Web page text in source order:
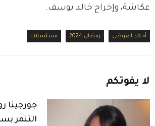
عكاشة، وإخراج خالد يوسف.
أحمد العوضي رمضان 2024 مسلسلات
لا يفوتكم
جورجينا
التنمر